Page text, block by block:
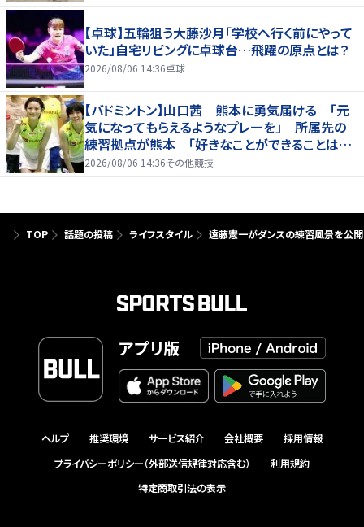
【卓球】五輪狙う大藤沙月「学校へ行く前にやって
いた」自宅リビングに卓球台…飛躍の原点とは？
2026/08/06 14:36卓球
【バドミントン】山口茜 熊本に勇気届ける 「元
気になってもらえるようなプレーを」 所属先の
練習拠点が熊本 「好きなことができることは当
たり前じゃない」
2026/08/06 14:36その他競技
TOP 話題の投稿 ライフスタイル 遠藤憲一がダンスの練習風景を公開
アプリ版
ヘルプ 推奨環境 サービス紹介 会社概要
採用情報
プライバシーポリシー（外部送信規律対応含む）
利用規約
特定商取引法の表示